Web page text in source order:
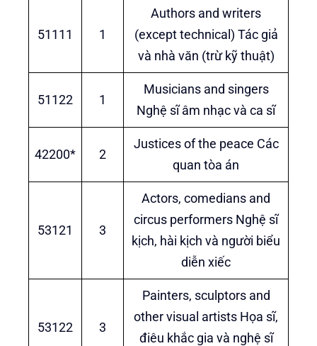
51111 1
Authors and writers
(except technical) Tác giả
và nhà văn (trừ kỹ thuật)
51122 1
Musicians and singers
Nghệ sĩ âm nhạc và ca sĩ
42200* 2
Justices of the peace Các
quan tòa án
53121 3
Actors, comedians and
circus performers Nghệ sĩ
kịch, hài kịch và người biểu
diễn xiếc
53122 3
Painters, sculptors and
other visual artists Họa sĩ,
điêu khắc gia và nghệ sĩ